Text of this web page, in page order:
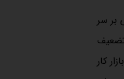
بر سر
کار